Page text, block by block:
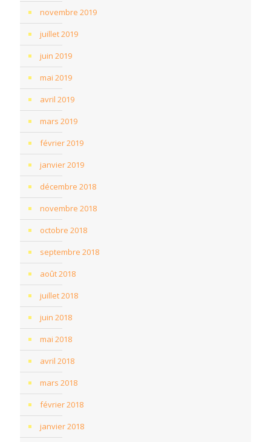
novembre 2019
juillet 2019
juin 2019
mai 2019
avril 2019
mars 2019
février 2019
janvier 2019
décembre 2018
novembre 2018
octobre 2018
septembre 2018
août 2018
juillet 2018
juin 2018
mai 2018
avril 2018
mars 2018
février 2018
janvier 2018